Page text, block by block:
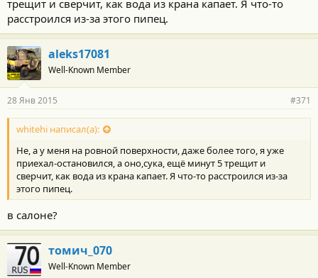
трещит и сверчит, как вода из крана капает. Я что-то
расстроился из-за этого пипец.
aleks17081
Well-Known Member
28 Янв 2015 #371
whitehi написал(а):
Не, а у меня на ровной поверхности, даже более того, я уже
приехал-остановился, а оно,сука, ещё минут 5 трещит и
сверчит, как вода из крана капает. Я что-то расстроился из-за
этого пипец.
в салоне?
томич_070
Well-Known Member